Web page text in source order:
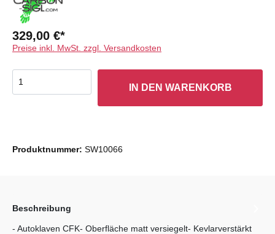
329,00 €*
Preise inkl. MwSt. zzgl. Versandkosten
IN DEN WARENKORB
Produktnummer: SW10066
Beschreibung
- Autoklaven CFK- Oberfläche matt versiegelt- Kevlarverstärkt